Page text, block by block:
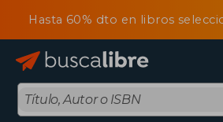
Hasta 60% dto en libros